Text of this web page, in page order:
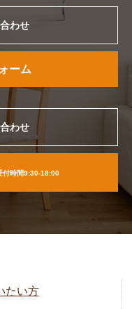
わせ
ーム
わせ
付時間9:30-18:00
たい方